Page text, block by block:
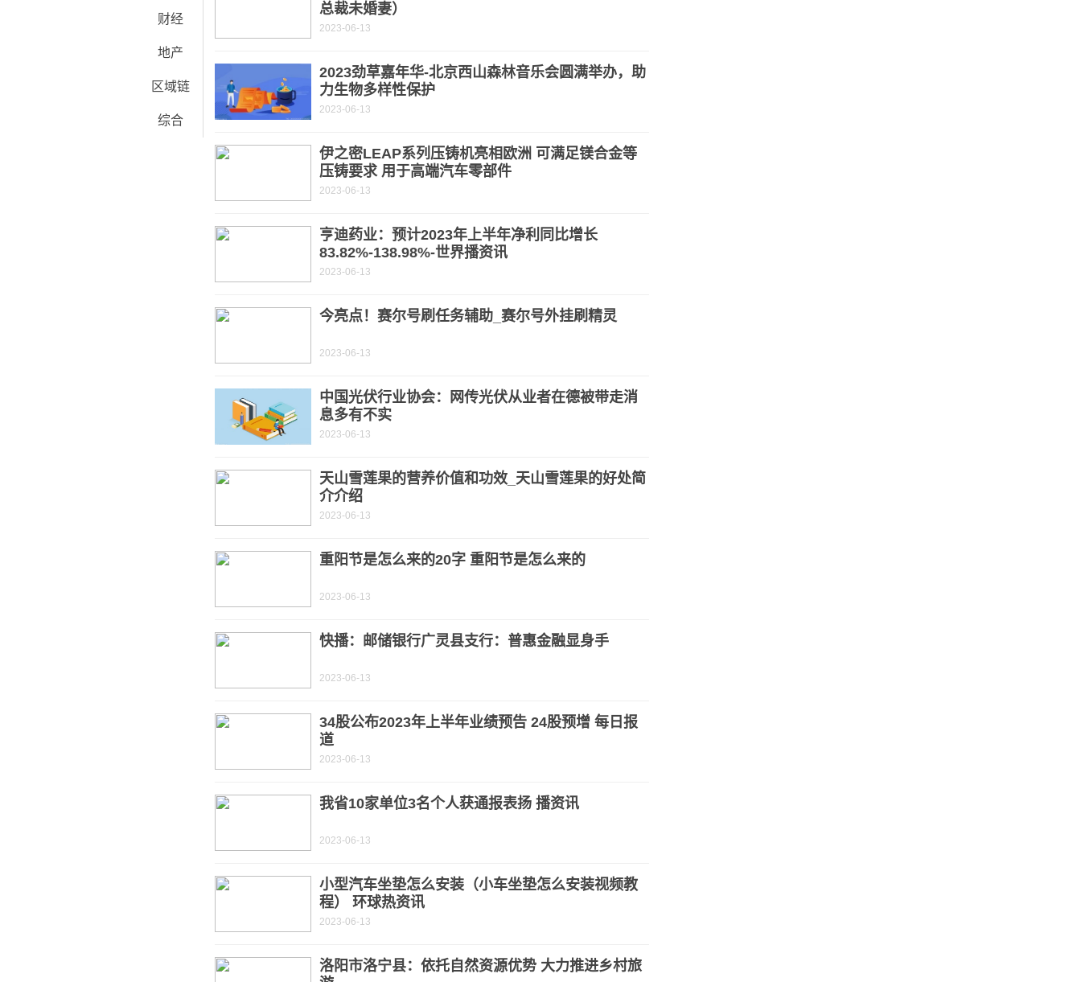
财经
地产
区域链
综合
总裁未婚妻）
2023-06-13
2023劲草嘉年华-北京西山森林音乐会圆满举办，助
力生物多样性保护
2023-06-13
伊之密LEAP系列压铸机亮相欧洲 可满足镁合金等
压铸要求 用于高端汽车零部件
2023-06-13
亨迪药业：预计2023年上半年净利同比增长
83.82%-138.98%-世界播资讯
2023-06-13
今亮点！赛尔号刷任务辅助_赛尔号外挂刷精灵
2023-06-13
中国光伏行业协会：网传光伏从业者在德被带走消
息多有不实
2023-06-13
天山雪莲果的营养价值和功效_天山雪莲果的好处简
介介绍
2023-06-13
重阳节是怎么来的20字 重阳节是怎么来的
2023-06-13
快播：邮储银行广灵县支行：普惠金融显身手
2023-06-13
34股公布2023年上半年业绩预告 24股预增 每日报
道
2023-06-13
我省10家单位3名个人获通报表扬 播资讯
2023-06-13
小型汽车坐垫怎么安装（小车坐垫怎么安装视频教
程） 环球热资讯
2023-06-13
洛阳市洛宁县：依托自然资源优势 大力推进乡村旅